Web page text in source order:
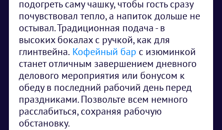
подогреть саму чашку, чтобы гость сразу
почувствовал тепло, а напиток дольше не
остывал. Традиционная подача - в
высоких бокалах с ручкой, как для
глинтвейна. Кофейный бар с изюминкой
станет отличным завершением дневного
делового мероприятия или бонусом к
обеду в последний рабочий день перед
праздниками. Позвольте всем немного
расслабиться, сохраняя рабочую
обстановку.